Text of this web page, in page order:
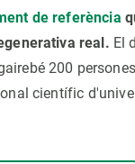
de referència
real. El
200
científic